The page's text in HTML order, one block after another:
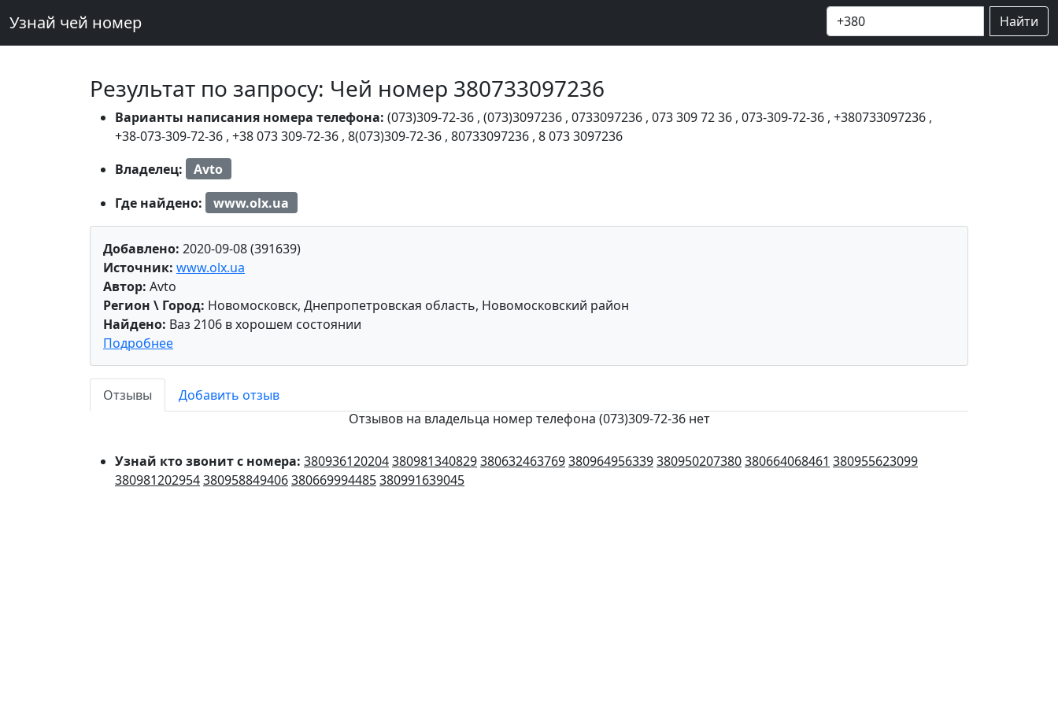
Узнай чей номер Найти
Результат по запросу: Чей номер 380733097236
Варианты написания номера телефона: (073)309-72-36 , (073)3097236 , 0733097236 , 073 309 72 36 , 073-309-72-36 , +380733097236 ,
+38-073-309-72-36 , +38 073 309-72-36 , 8(073)309-72-36 , 80733097236 , 8 073 3097236
Владелец:
Avto
Где найдено:
www.olx.ua
Добавлено: 2020-09-08 (391639)
Источник: www.olx.ua
Автор: Avto
Регион \ Город: Новомосковск, Днепропетровская область, Новомосковский район
Найдено: Ваз 2106 в хорошем состоянии
Подробнее
Отзывы
Добавить отзыв
Отзывов на владельца номер телефона (073)309-72-36 нет
Узнай кто звонит с номера: 380936120204380981340829380632463769380964956339380950207380380664068461 380955623099
380981202954380958849406380669994485380991639045